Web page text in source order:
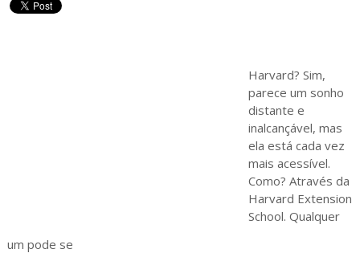
Harvard? Sim,
parece um sonho
distante e
inalcançável, mas
ela está cada vez
mais acessível.
Como? Através da
Harvard Extension
School. Qualquer
um pode se